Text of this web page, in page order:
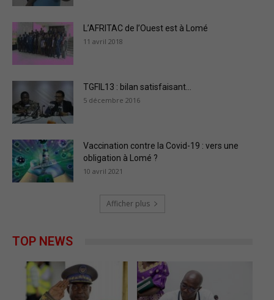
L’AFRITAC de l’Ouest est à Lomé
11 avril 2018
TGFIL13 : bilan satisfaisant…
5 décembre 2016
Vaccination contre la Covid-19 : vers une
obligation à Lomé ?
10 avril 2021
Afficher plus
TOP NEWS